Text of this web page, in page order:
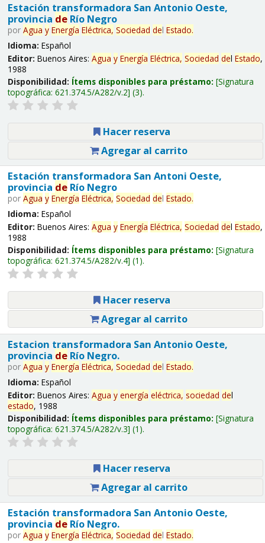
Estación transformadora San Antonio Oeste,
provincia deRío Negro
por Agua y Energía Eléctrica, Sociedad del Estado.
Idioma: Español
Editor: Buenos Aires: Agua y Energía Eléctrica, Sociedad del Estado,
1988
Disponibilidad: Ítems disponibles para préstamo: Signatura
topográfica: 621.374.5/A282/v.2 (3).
Hacer reserva
Agregar al carrito
Estación transformadora San Antoni Oeste,
provincia deRío Negro
por Agua y Energía Eléctrica, Sociedad del Estado.
Idioma: Español
Editor: Buenos Aires: Agua y Energía Eléctrica, Sociedad del Estado,
1988
Disponibilidad: Ítems disponibles para préstamo: Signatura
topográfica: 621.374.5/A282/v.4 (1).
Hacer reserva
Agregar al carrito
Estacion transformadora San Antonio Oeste,
provincia deRío Negro.
por Agua y Energía Eléctrica, Sociedad del Estado.
Idioma: Español
Editor: Buenos Aires: Agua y energía eléctrica, sociedad del
estado, 1988
Disponibilidad: Ítems disponibles para préstamo: Signatura
topográfica: 621.374.5/A282/v.3 (1).
Hacer reserva
Agregar al carrito
Estación transformadora San Antonio Oeste,
provincia deRío Negro.
por Agua y Energía Eléctrica, Sociedad del Estado.